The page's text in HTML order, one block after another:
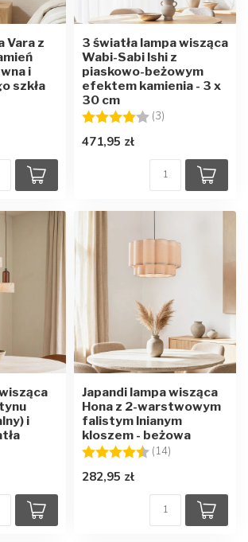
Vara z
i
szkła
5.0 na 5 gwiazdek
3 światła lampa wisząca
Wabi-Sabi Ishi z
piaskowo-beżowym
efektem kamienia - 3 x
30 cm
Ocena:
(3)
471,95 zł
i
4.4 na 5 gwiazdek
Japandi lampa wisząca
Hona z 2-warstwowym
falistym lnianym
kloszem - beżowa
Ocena:
(14)
282,95 zł